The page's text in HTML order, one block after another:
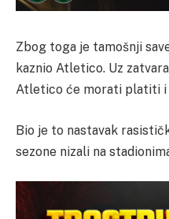
Zbog toga je tamošnji
kaznio Atletico. Uz
Atletico će morati platiti i
Bio je to nastavak
sezone nizali na